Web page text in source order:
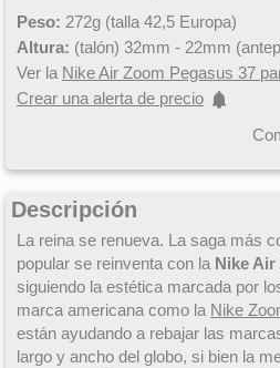
Peso: 272g (talla 42,5 Europa)
Altura: (talón) 32mm - 22mm
Ver la Nike Air Zoom Pegasus 37
Crear una alerta de precio
Descripción
La reina se renueva. La saga más
popular se reinventa con la Nike Air
siguiendo la estética marcada por
marca americana como la Nike
están ayudando a rebajar las
largo y ancho del globo, si bien la